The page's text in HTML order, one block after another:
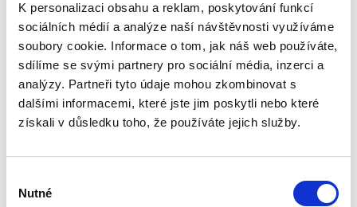
K personalizaci obsahu a reklam, poskytování funkcí
sociálních médií a analýze naší návštěvnosti využíváme
soubory cookie. Informace o tom, jak náš web používáte,
sdílíme se svými partnery pro sociální média, inzerci a
analýzy. Partneři tyto údaje mohou zkombinovat s
dalšími informacemi, které jste jim poskytli nebo které
získali v důsledku toho, že používáte jejich služby.
souhlasu
Nutné